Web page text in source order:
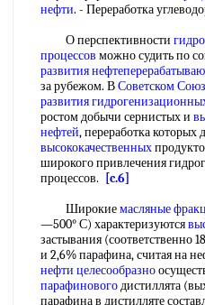
нефти. - Переработка
О перспективности
процессов можно судить по
развития
за рубежом. ВСоветском
развития
ростом добычи сернистых и
нефтей, переработка которых
высококачественных
широкого привлечения
процессов.
[c.6]
Широкиемасляные
—500° С) характеризуются
застывания (соответственно
и 2,6% парафина, считая на
нефти целесообразно
парафиновогодистиллята
парафина в дистилляте